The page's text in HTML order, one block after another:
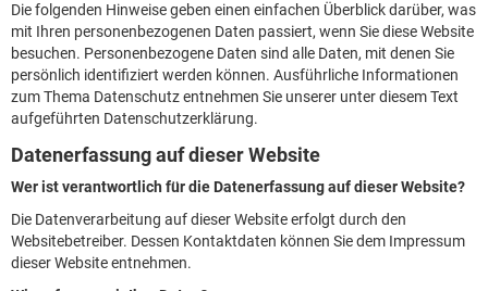
Die folgenden Hinweise geben einen einfachen Überblick darüber, was
mit Ihren personenbezogenen Daten passiert, wenn Sie diese Website
besuchen. Personenbezogene Daten sind alle Daten, mit denen Sie
persönlich identifiziert werden können. Ausführliche Informationen
zum Thema Datenschutz entnehmen Sie unserer unter diesem Text
aufgeführten Datenschutzerklärung.
Datenerfassung auf dieser Website
Wer ist verantwortlich für die Datenerfassung auf dieser Website?
Die Datenverarbeitung auf dieser Website erfolgt durch den
Websitebetreiber. Dessen Kontaktdaten können Sie dem Impressum
dieser Website entnehmen.